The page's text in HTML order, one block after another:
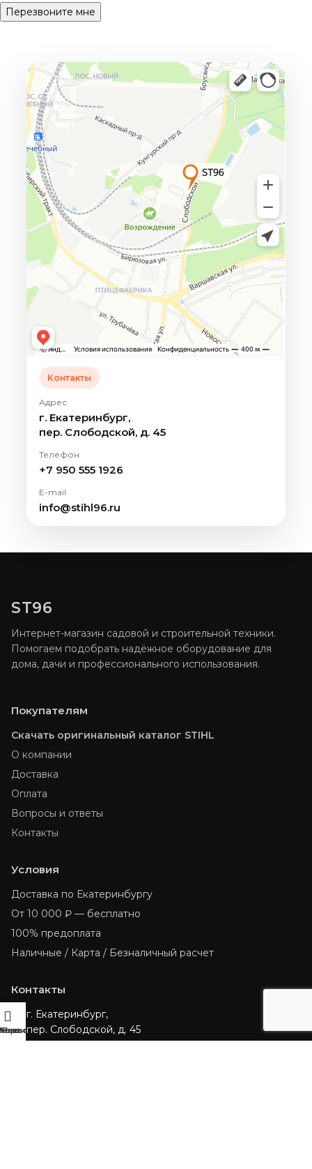
Контакты
Адрес
г. Екатеринбург,
пер. Слободской, д. 45
Телефон
+7 950 555 1926
E-mail
info@stihl96.ru
ST96
Интернет-магазин садовой и строительной техники.
Помогаем подобрать надёжное оборудование для
дома, дачи и профессионального использования.
Покупателям
Скачать оригинальный каталог STIHL
О компании
Доставка
Оплата
Вопросы и ответы
Контакты
Условия
Доставка по Екатеринбургу
От 10 000 ₽ — бесплатно
100% предоплата
Наличные / Карта / Безналичный расчет
Контакты
г. Екатеринбург,
пер. Слободской, д. 45
Позвонить